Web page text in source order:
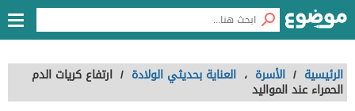
الرئيسية / الأسرة ، العناية بحديثي الولادة / ارتفاع كريات الدم
الحمراء عند المواليد